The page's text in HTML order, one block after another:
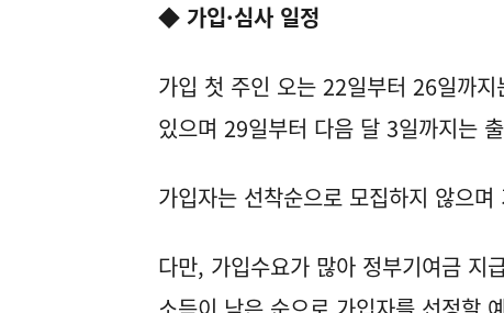
◆ 가입·심사 일정
가입 첫 주인 오는 22일부터 26일까
있으며 29일부터 다음 달 3일까지는
가입자는 선착순으로 모집하지 않으
다만, 가입수요가 많아 정부기여금 지